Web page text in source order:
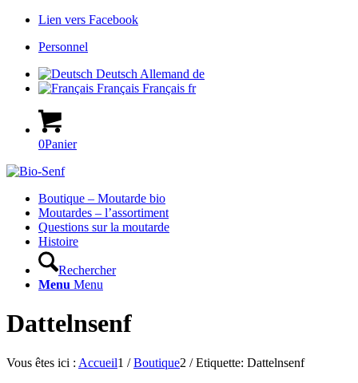
Lien vers Facebook
Personnel
Deutsch Allemand de
Français Français fr
0Panier
Hauptnavigation
Boutique – Moutarde bio
Moutardes – l’assortiment
Questions sur la moutarde
Histoire
Rechercher
Menu Menu
Dattelnsenf
Vous êtes ici : Accueil1 / Boutique2 / Etiquette: Dattelnsenf